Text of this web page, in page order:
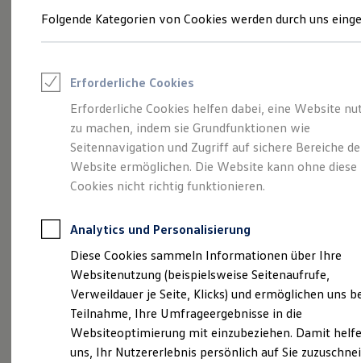
Junge Gebrauchtwagen und Gebrauchtwagen
Saisonangebote
Leasing
Leasing-Angebote
Gebrauchtwagen Leasing
Junge Gebrauchtwagen-Leasing
Elektroauto Leasing
Kleinwagen-Leasing
Leasing ohne Anzahlung
Autokredit mit Schlussrate
Versicherungen und Garantien
Kfz-Versicherung
Restschuldversicherungen
Garantien
Wartungsverträge
Geschäftskunden
Professional Class bei Volkswagen
Großkunden
Behörden
Ihr Begleiter für Alltag
und Freizeit. Der T-
Cross.
Folgende Kategorien von Cookies werden durch uns
Erforderliche Cookies
Erforderliche Cookies helfen dabei, eine Website
zu machen, indem sie Grundfunktionen wie
Seitennavigation und Zugriff auf sichere Bereiche
Website ermöglichen. Die Website kann ohne diese
Cookies nicht richtig funktionieren.
Analytics und Personalisierung
Diese Cookies sammeln Informationen über Ihre
Websitenutzung (beispielsweise Seitenaufrufe,
Verweildauer je Seite, Klicks) und ermöglichen uns
Teilnahme, Ihre Umfrageergebnisse in die
Websiteoptimierung mit einzubeziehen. Damit
uns, Ihr Nutzererlebnis persönlich auf Sie